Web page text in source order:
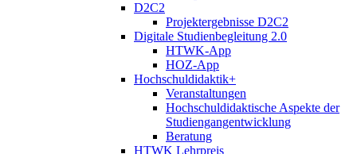
D2C2
Projektergebnisse D2C2
Digitale Studienbegleitung 2.0
HTWK-App
HOZ-App
Hochschuldidaktik+
Veranstaltungen
Hochschuldidaktische Aspekte der
Studiengangentwicklung
Beratung
HTWK Lehrpreis